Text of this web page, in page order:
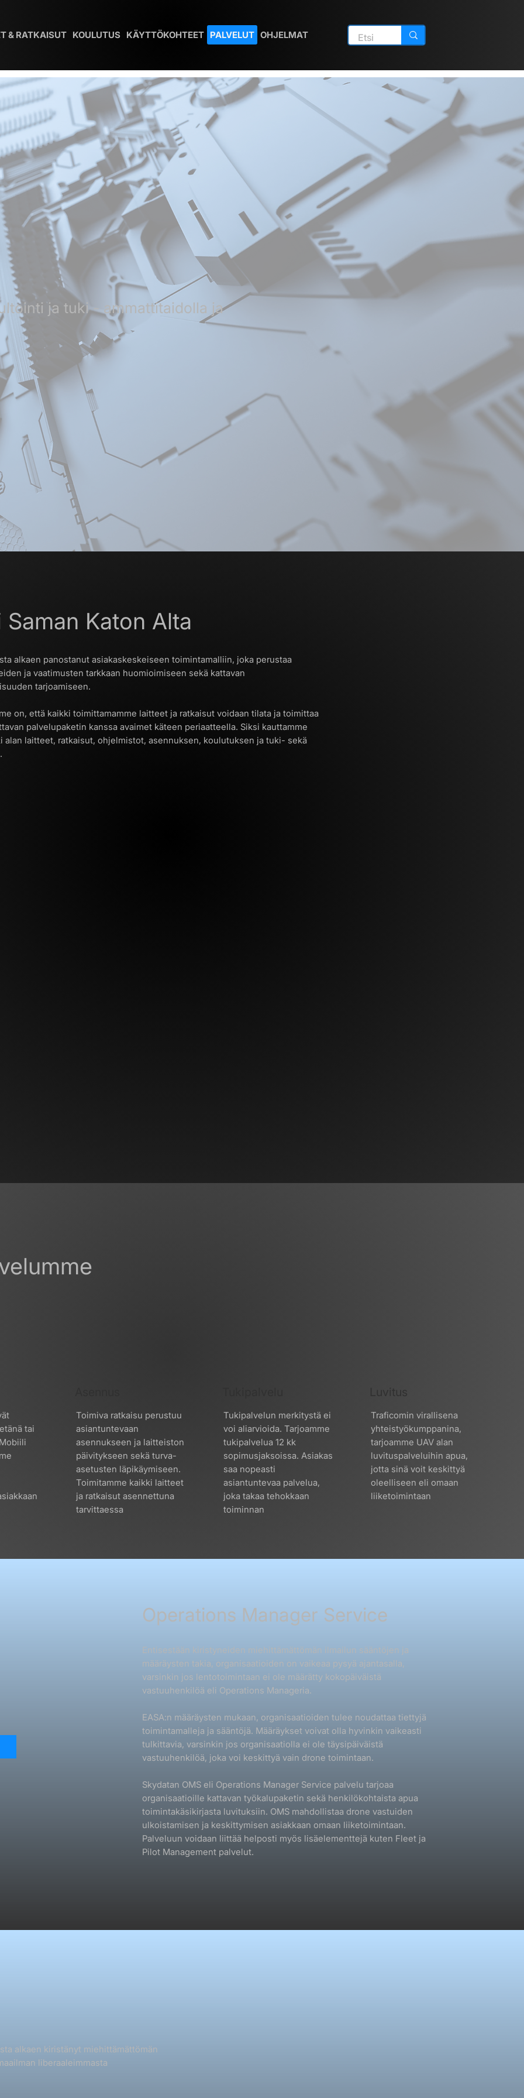
& RATKAISUT KOULUTUS KÄYTTÖKOHTEET PALVELUT OHJELMAT
ja tuki - ammattitaidolla ja
Saman Katon Alta
alkaen panostanut asiakaskeskeiseen toimintamalliin, joka perustaa
ja vaatimusten tarkkaan huomioimiseen sekä kattavan
tarjoamiseen.
on, että kaikki toimittamamme laitteet ja ratkaisut voidaan tilata ja toimittaa
palvelupaketin kanssa avaimet käteen periaatteella. Siksi kauttamme
alan laitteet, ratkaisut, ohjelmistot, asennuksen, koulutuksen ja tuki- sekä
tai
Toimiva ratkaisu perustuu
asiantuntevaan
asennukseen ja laitteiston
päivitykseen sekä turva-
asetusten läpikäymiseen.
Toimitamme kaikki laitteet
ja ratkaisut asennettuna
tarvittaessa
Tukipalvelun merkitystä ei
voi aliarvioida. Tarjoamme
tukipalvelua 12 kk
sopimusjaksoissa. Asiakas
saa nopeasti
asiantuntevaa palvelua,
joka takaa tehokkaan
toiminnan
Traficomin virallisena
yhteistyökumppanina,
tarjoamme UAV alan
luvituspalveluihin apua,
jotta sinä voit keskittyä
oleelliseen eli omaan
liiketoimintaan
Operations Manager Service
Entisestään kiristyneiden miehittämättömän ilmailun sääntöjen ja
määräysten takia, organisaatioiden on vaikeaa pysyä ajantasalla,
varsinkin jos lentotoimintaan ei ole määrätty kokopäiväistä
vastuuhenkilöä eli Operations Manageria.
EASA:n määräysten mukaan, organisaatioiden tulee noudattaa tiettyjä
toimintamalleja ja sääntöjä. Määräykset voivat olla hyvinkin vaikeasti
tulkittavia, varsinkin jos organisaatiolla ei ole täysipäiväistä
vastuuhenkilöä, joka voi keskittyä vain drone toimintaan.
Skydatan OMS eli Operations Manager Service palvelu tarjoaa
organisaatioille kattavan työkalupaketin sekä henkilökohtaista apua
toimintakäsikirjasta luvituksiin. OMS mahdollistaa drone vastuiden
ulkoistamisen ja keskittymisen asiakkaan omaan liiketoimintaan.
Palveluun voidaan liittää helposti myös lisäelementtejä kuten Fleet ja
Pilot Management palvelut.
alkaen kiristänyt miehittämättömän
liberaaleimmasta